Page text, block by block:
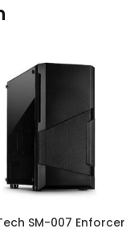
SM-007 Enforcer